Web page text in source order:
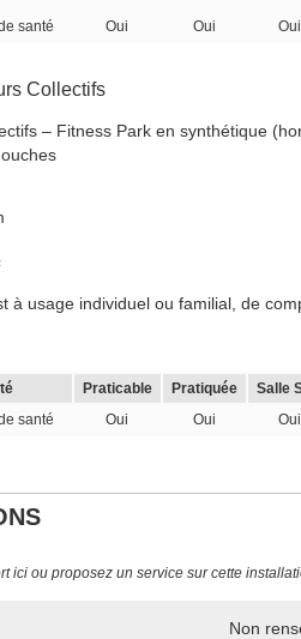
santé
Oui Oui Oui
Collectifs
– Fitness Park en synthétique
à usage individuel ou familial, de
Praticable Pratiquée Salle
santé
Oui Oui Oui
ici ou proposez un service sur cette
Non